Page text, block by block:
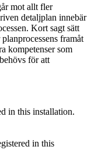
mot allt fler
detaljplan innebär
Kort sagt sätt
framåt
kompetenser som
för att
in this installation.
in this